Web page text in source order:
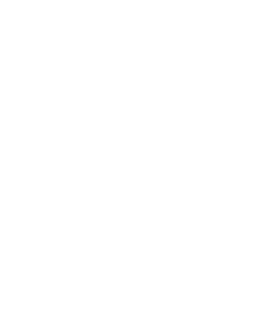
「小学生ラン教室」